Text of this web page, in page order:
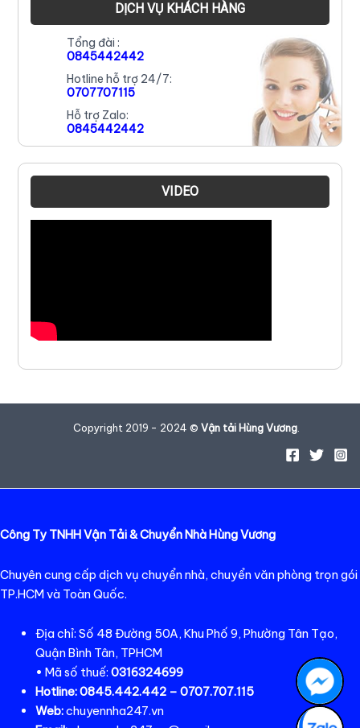
DỊCH VỤ KHÁCH HÀNG
Tổng đài :
0845442442
Hotline hỗ trợ 24/7:
0707707115
Hỗ trợ Zalo:
0845442442
VIDEO
Copyright 2019 - 2024 © Vận tải Hùng Vương.
Công Ty TNHH Vận Tải & Chuyển Nhà Hùng Vương
Chuyên cung cấp dịch vụ chuyển nhà, chuyển văn phòng trọn gói
TP.HCM và Toàn Quốc.
Địa chỉ: Số 48 Đường 50A, Khu Phố 9, Phường Tân Tạo,
Quận Bình Tân, TPHCM
• Mã số thuế: 0316324699
Hotline:0845.442.442 – 0707.707.115
Web:chuyennha247.vn